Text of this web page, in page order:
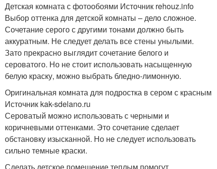
Детская комната с фотообоями Источник rehouz.info
Выбор оттенка для детской комнаты – дело сложное.
Сочетание серого с другими тонами должно быть
аккуратным. Не следует делать все стены унылыми.
Зато прекрасно выглядит сочетание белого и
сероватого. Но не стоит использовать насыщенную
белую краску, можно выбрать бледно-лимонную.
Оригинальная комната для подростка в сером с красным
Источник kak-sdelano.ru
Сероватый можно использовать с черными и
коричневыми оттенками. Это сочетание сделает
обстановку изысканной. Но не следует использовать
сильно темные краски.